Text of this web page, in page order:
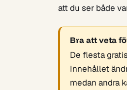
att du ser både
Bra att veta
De flesta
Innehållet
medan andra